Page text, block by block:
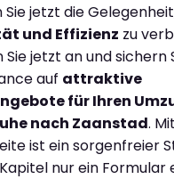
Sie jetzt die
und Effizienz zu
Sie jetzt an und sichern
auf attraktive
für Ihren
nach Zaanstad.
ist ein sorgenfreier
nur ein Formular